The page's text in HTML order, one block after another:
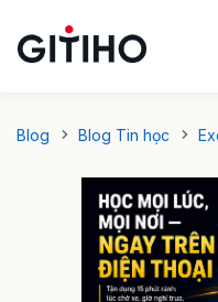
Blog Blog Tin học